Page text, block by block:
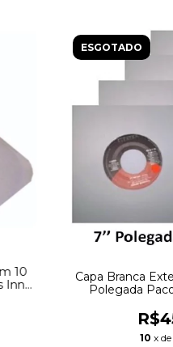
10
Inner
ESGOTADO
Capa Branca
Polegada
10 x de